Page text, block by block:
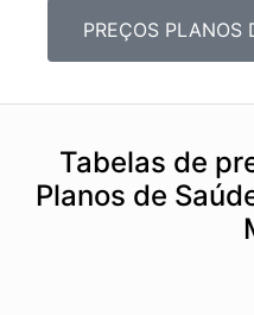
PREÇOS PLANOS
Tabelas de
Planos de